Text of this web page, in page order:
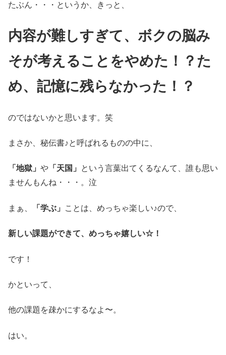
たぶん・・・というか、きっと、
内容が難しすぎて、ボクの脳み
そが考えることをやめた！？た
め、記憶に残らなかった！？
のではないかと思います。笑
まさか、秘伝書♪と呼ばれるものの中に、
「地獄」 や 「天国」
という言葉出てくるなんて、誰も思い
ませんもんね・・・。泣
まぁ、 「学ぶ」 ことは、めっちゃ楽しい♪ので、
新しい課題ができて、めっちゃ嬉しい☆！
です！
かといって、
他の課題を疎かにするなよ〜。
はい。